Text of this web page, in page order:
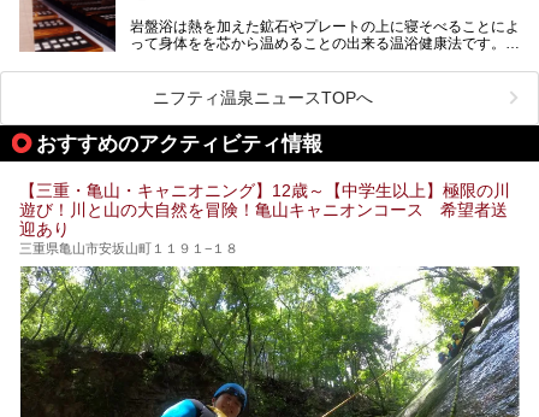
れをリフレッシュしませんか？
岩盤浴は熱を加えた鉱石やプレートの上に寝そべることによ
って身体をを芯から温めることの出来る温浴健康法です。じ
果だけではなく、代謝が高まり健康や美容にも良い影響が期
待できます。今回はそんな岩盤浴にこだわった、三重県内の
オススメ温泉・銭湯・スパ10ヶ所を紹介させていただきま
す。
ニフティ温泉ニュースTOPへ
おすすめのアクティビティ情報
【三重・亀山・キャニオニング】12歳～【中学生以上】極限の川
遊び！川と山の大自然を冒険！亀山キャニオンコース 希望者送
迎あり
三重県亀山市安坂山町１１９１−１８